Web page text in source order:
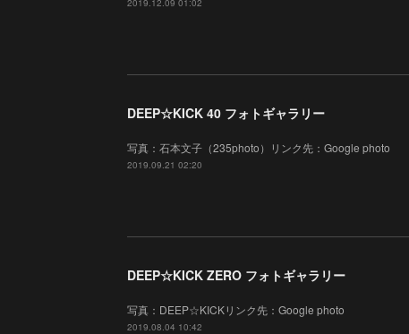
2019.12.09 01:02
DEEP☆KICK 40 フォトギャラリー
写真：石本文子（235photo）リンク先：Google photo
2019.09.21 02:20
DEEP☆KICK ZERO フォトギャラリー
写真：DEEP☆KICKリンク先：Google photo
2019.08.04 10:42